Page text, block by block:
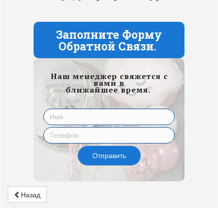
Заполните Форму
Обратной Связи.
Наш менеджер свяжется с
вами в
ближайшее время.
Отправить
Назад